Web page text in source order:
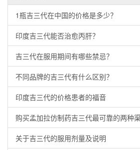
1瓶吉三代在中国的价格是多少？
印度吉三代能否治愈丙肝？
吉三代在服用期间有哪些禁忌？
不同品牌的吉三代有什么区别？
印度吉三代的价格患者的福音
购买孟加拉仿制药吉三代最可靠的两种渠
关于吉三代的服用剂量及说明